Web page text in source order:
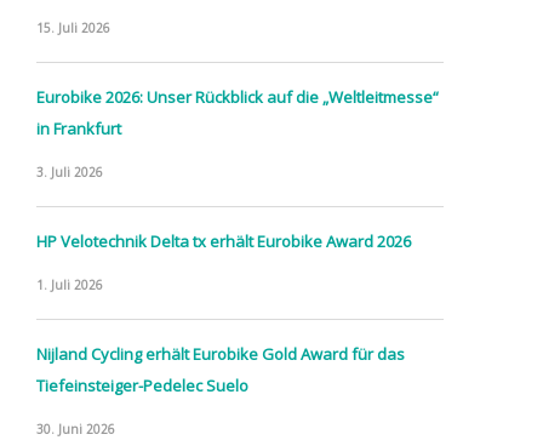
15. Juli 2026
Eurobike 2026: Unser Rückblick auf die „Weltleitmesse“
in Frankfurt
3. Juli 2026
HP Velotechnik Delta tx erhält Eurobike Award 2026
1. Juli 2026
Nijland Cycling erhält Eurobike Gold Award für das
Tiefeinsteiger-Pedelec Suelo
30. Juni 2026